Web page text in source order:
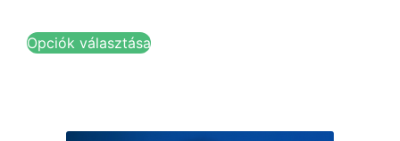
Opciók választása